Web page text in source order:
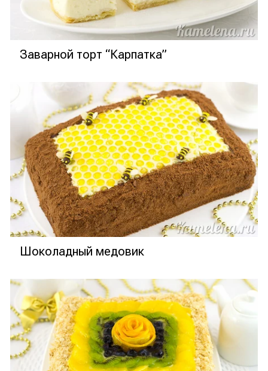
Заварной торт “Карпатка”
Шоколадный медовик